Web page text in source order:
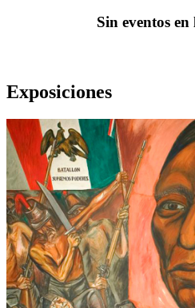
Sin eventos
Exposiciones